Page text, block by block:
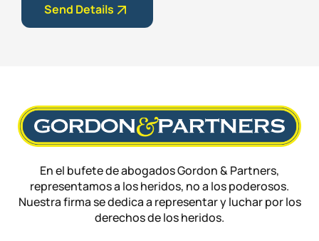
Send Details
En el bufete de abogados Gordon & Partners,
representamos a los heridos, no a los poderosos.
Nuestra firma se dedica a representar y luchar por los
derechos de los heridos.